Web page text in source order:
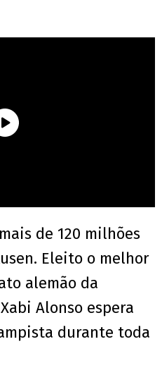
de 120 milhões
Eleito o melhor
alemão da
Alonso espera
durante toda